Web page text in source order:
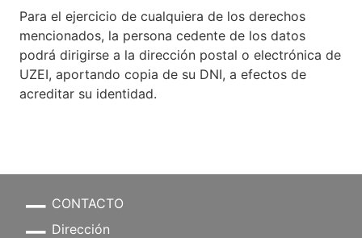
Para el ejercicio de cualquiera de los derechos
mencionados, la persona cedente de los datos
podrá dirigirse a la dirección postal o electrónica de
UZEI, aportando copia de su DNI, a efectos de
acreditar su identidad.
CONTACTO
Dirección